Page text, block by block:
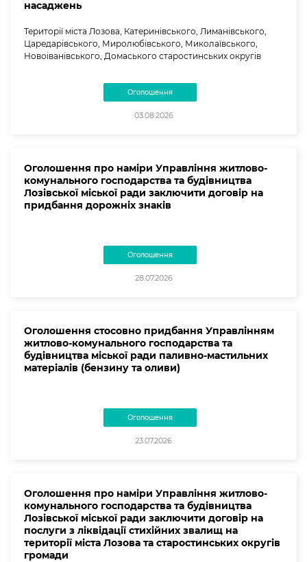
насаджень
Території міста Лозова, Катеринівського, Лиманівського,
Царедарівського, Миролюбівського, Миколаївського,
Новоіванівського, Домаського старостинських округів
Оголошення
03.08.2026
Оголошення про наміри Управління житлово-
комунального господарства та будівництва
Лозівської міської ради заключити договір на
придбання дорожніх знаків
Оголошення
28.07.2026
Оголошення стосовно придбання Управлінням
житлово-комунального господарства та
будівництва міської ради паливно-мастильних
матеріалів (бензину та оливи)
Оголошення
23.07.2026
Оголошення про наміри Управління житлово-
комунального господарства та будівництва
Лозівської міської ради заключити договір на
послуги з ліквідації стихійних звалищ на
території міста Лозова та старостинських округів
громади